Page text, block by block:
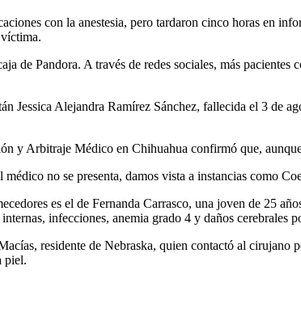
con la anestesia, pero tardaron cinco horas en
de Pandora. A través de redes sociales, más
Jessica Alejandra Ramírez Sánchez, fallecida el 3 de
y Arbitraje Médico en Chihuahua confirmó que,
no se presenta, damos vista a instancias como
es el de Fernanda Carrasco, una joven de 25
infecciones, anemia grado 4 y daños cerebrales
residente de Nebraska, quien contactó al
piel.